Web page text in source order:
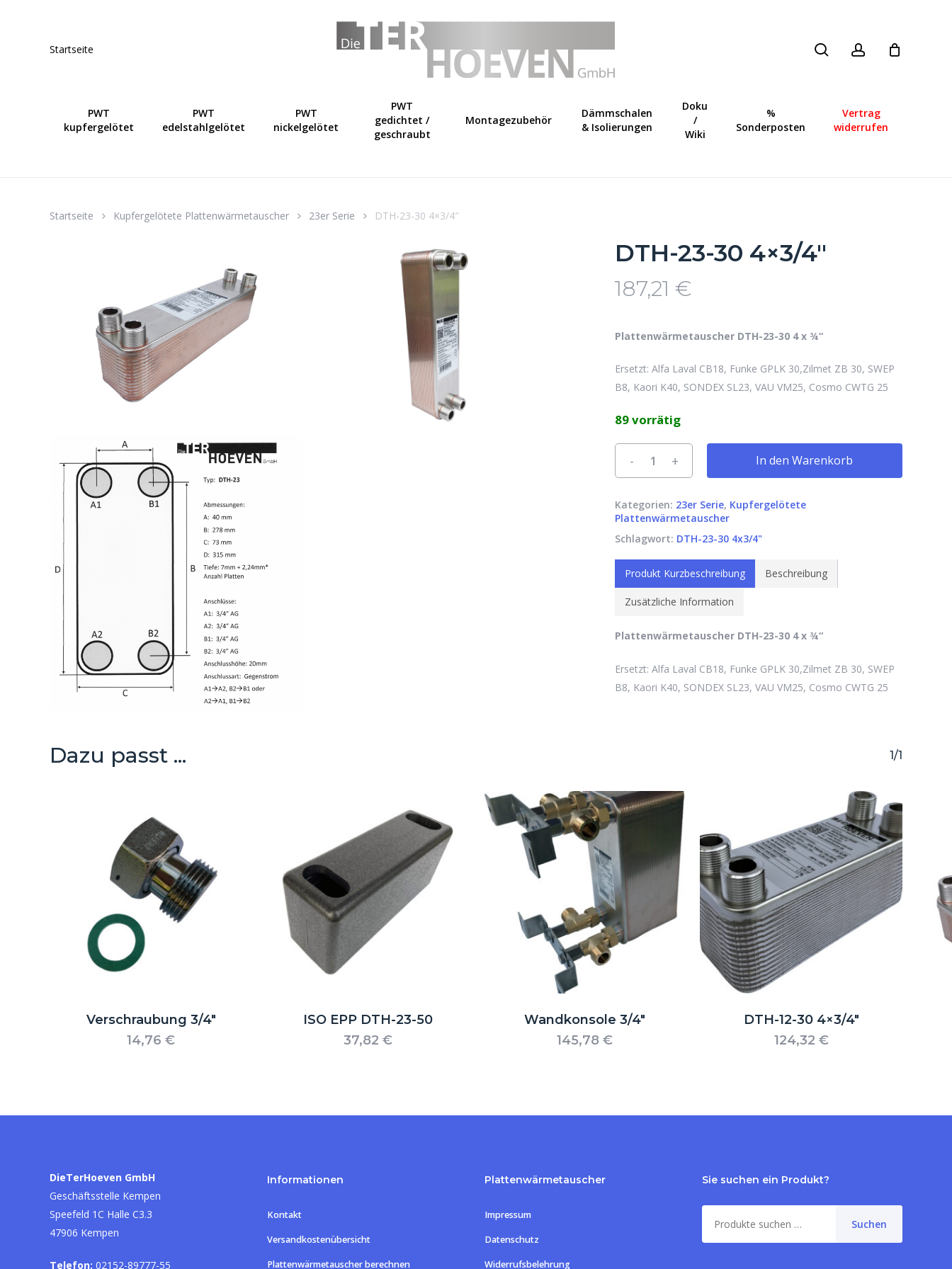
Startseite
PWT
kupfergelötet
PWT
edelstahlgelötet
PWT
nickelgelötet
PWT
gedichtet /
geschraubt
Montagezubehör
Dämmschalen
& Isolierungen
Doku
/
Wiki
%
Sonderposten
Vertrag
widerrufen
Es befinden sich keine Produkte im Warenkorb.
Go to shop
Startseite Kupfergelötete Plattenwärmetauscher 23er Serie DTH-23-30 4×3/4″
DTH-23-30 4×3/4″
187,21 €
Plattenwärmetauscher DTH-23-30 4 x ¾“
Ersetzt: Alfa Laval CB18, Funke GPLK 30,Zilmet ZB 30, SWEP
B8, Kaori K40, SONDEX SL23, VAU VM25, Cosmo CWTG 25
89 vorrätig
In den Warenkorb
Kategorien: 23er Serie, Kupfergelötete
Plattenwärmetauscher
Schlagwort: DTH-23-30 4x3/4"
Produkt Kurzbeschreibung Beschreibung
Zusätzliche Information
Plattenwärmetauscher DTH-23-30 4 x ¾“
Ersetzt: Alfa Laval CB18, Funke GPLK 30,Zilmet ZB 30, SWEP
B8, Kaori K40, SONDEX SL23, VAU VM25, Cosmo CWTG 25
Dazu passt ... 1/1
Verschraubung 3/4″
14,76 €
ISO EPP DTH-23-50
37,82 €
Wandkonsole 3/4″
145,78 €
DTH-12-30 4×3/4″
124,32 €
DieTerHoeven GmbH
Geschäftsstelle Kempen
Speefeld 1C Halle C3.3
47906 Kempen
Telefon: 02152-89777-55
Informationen
Kontakt
Versandkostenübersicht
Plattenwärmetauscher berechnen
Plattenwärmetauscher
Impressum
Datenschutz
Widerrufsbelehrung
Sie suchen ein Produkt?
nach:
Suchen